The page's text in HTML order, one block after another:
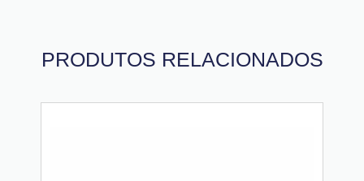
PRODUTOS RELACIONADOS